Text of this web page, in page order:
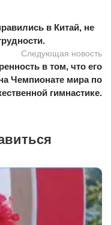
в Китай, не
Следующая новость
в том, что его
Чемпионате мира по
гимнастике.